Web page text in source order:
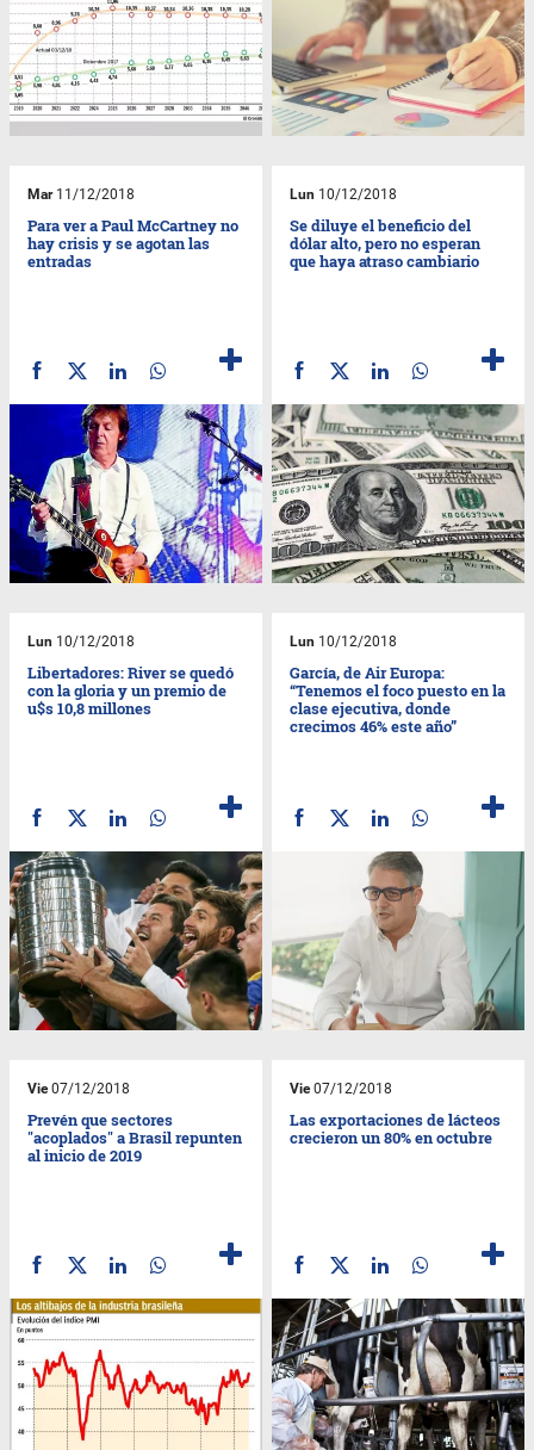
Mar11/12/2018
Para ver a Paul McCartney no
hay crisis y se agotan las
entradas
Lun 10/12/2018
Se diluye el beneficio del
dólar alto, pero no esperan
que haya atraso cambiario
Lun 10/12/2018
Libertadores: River se quedó
con la gloria y un premio de
u$s 10,8 millones
Lun 10/12/2018
García, de Air Europa:
“Tenemos el foco puesto en la
clase ejecutiva, donde
crecimos 46% este año”
Vie07/12/2018
Prevén que sectores
"acoplados" a Brasil repunten
al inicio de 2019
Vie07/12/2018
Las exportaciones de lácteos
crecieron un 80% en octubre